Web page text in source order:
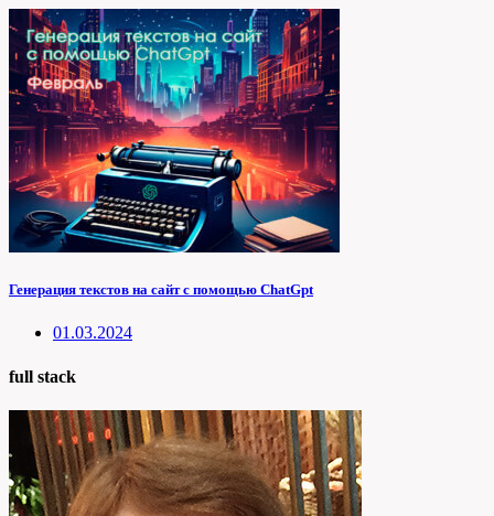
Генерация текстов на сайт с помощью ChatGpt
01.03.2024
full stack